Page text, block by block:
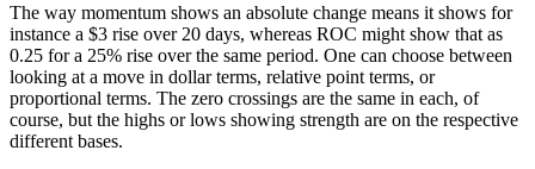
The way momentum shows an absolute change means it shows for
instance a $3 rise over 20 days, whereas ROC might show that as
0.25 for a 25% rise over the same period. One can choose between
looking at a move in dollar terms, relative point terms, or
proportional terms. The zero crossings are the same in each, of
course, but the highs or lows showing strength are on the respective
different bases.